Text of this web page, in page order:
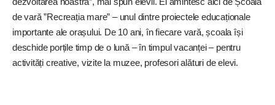
de vară ”Recreația mare” – unul dintre proiectele educaționale
importante ale orașului. De 10 ani, în fiecare vară, școala își
deschide porțile timp de o lună – în timpul vacanței – pentru
activități creative, vizite la muzee, profesori alături de elevi.